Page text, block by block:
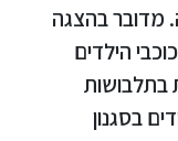
מדובר בהצגה
הילדים
בתלבושות
בסגנון